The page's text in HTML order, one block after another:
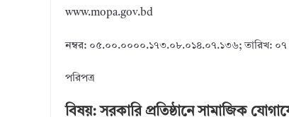
www.mopa.gov.bd
নম্বর: ০৫.০০.০০০০.১৭৩.০৮.০১৪.০৭.১৩৬; তারিখ: ০৭
পরিপত্র
বিষয়: সরকারি প্রতিষ্ঠানে সামাজিক